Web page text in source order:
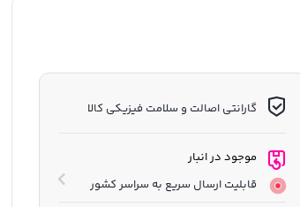
گارانتی اصالت و سلامت فیزیکی کالا
موجود در انبار
قابلیت ارسال سریع به سراسر کشور